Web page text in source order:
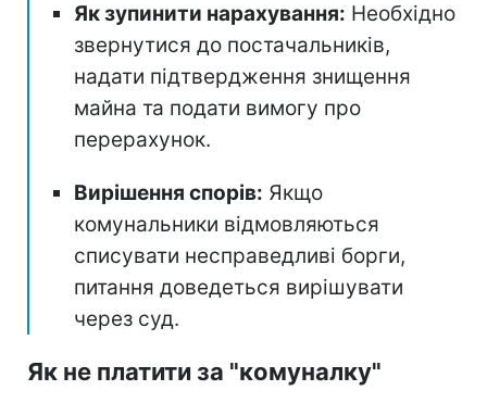
Як зупинити нарахування: Необхідно
звернутися до постачальників,
надати підтвердження знищення
майна та подати вимогу про
перерахунок.
Вирішення спорів: Якщо
комунальники відмовляються
списувати несправедливі борги,
питання доведеться вирішувати
через суд.
Як не платити за "комуналку"